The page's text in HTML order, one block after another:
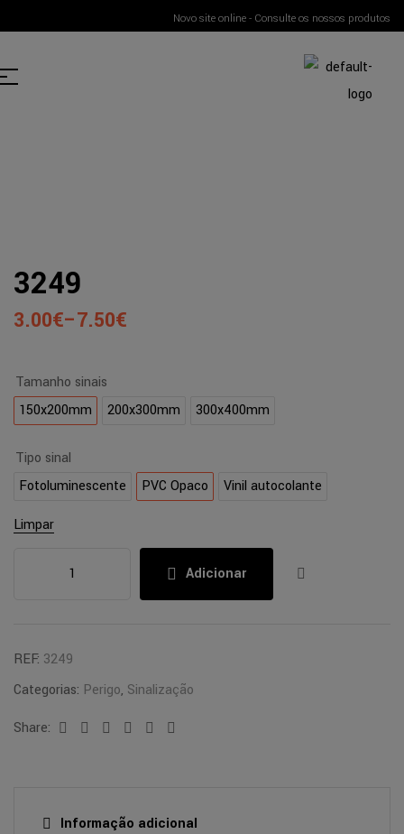
Novo site online - Consulte os nossos produtos
3249
3.00€–7.50€
Tamanho sinais
150x200mm
200x300mm 300x400mm
Tipo sinal
Fotoluminescente
PVC Opaco Vinil autocolante
Limpar
Adicionar
REF: 3249
Categorias: Perigo, Sinalização
Share:
Facebook
TwitterLinkedinGoogle+Pinterest
Informação adicional